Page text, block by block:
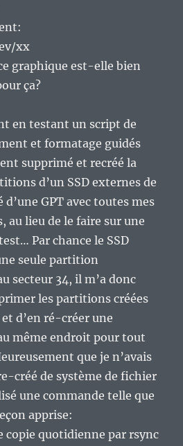
xx
graphique est-elle bien
ça?
en testant un script de
et formatage guidés
supprimé et recréé la
d’un SSD externes de
d’une GPT avec toutes mes
au lieu de le faire sur une
Par chance le SSD
seule partition
secteur 34, il m’a donc
les partitions créées
d’en ré-créer une
même endroit pour tout
que je n’avais
créé de système de fichier
une commande telle que
apprise:
copie quotidienne par rsync